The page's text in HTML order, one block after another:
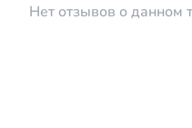
Нет отзывов о данном